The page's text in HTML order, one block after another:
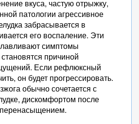
вкуса, частую отрыжку,
патологии агрессивное
забрасывается в
его воспаление. Эти
симптомы
причиной
Если рефлюксный
он будет прогрессировать.
обычно сочетается с
дискомфортом после